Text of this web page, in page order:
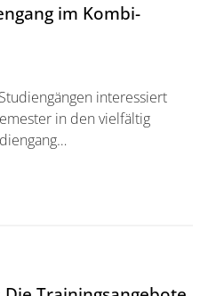
im Kombi-
interessiert
in den vielfältig
Kombi-Bachelor